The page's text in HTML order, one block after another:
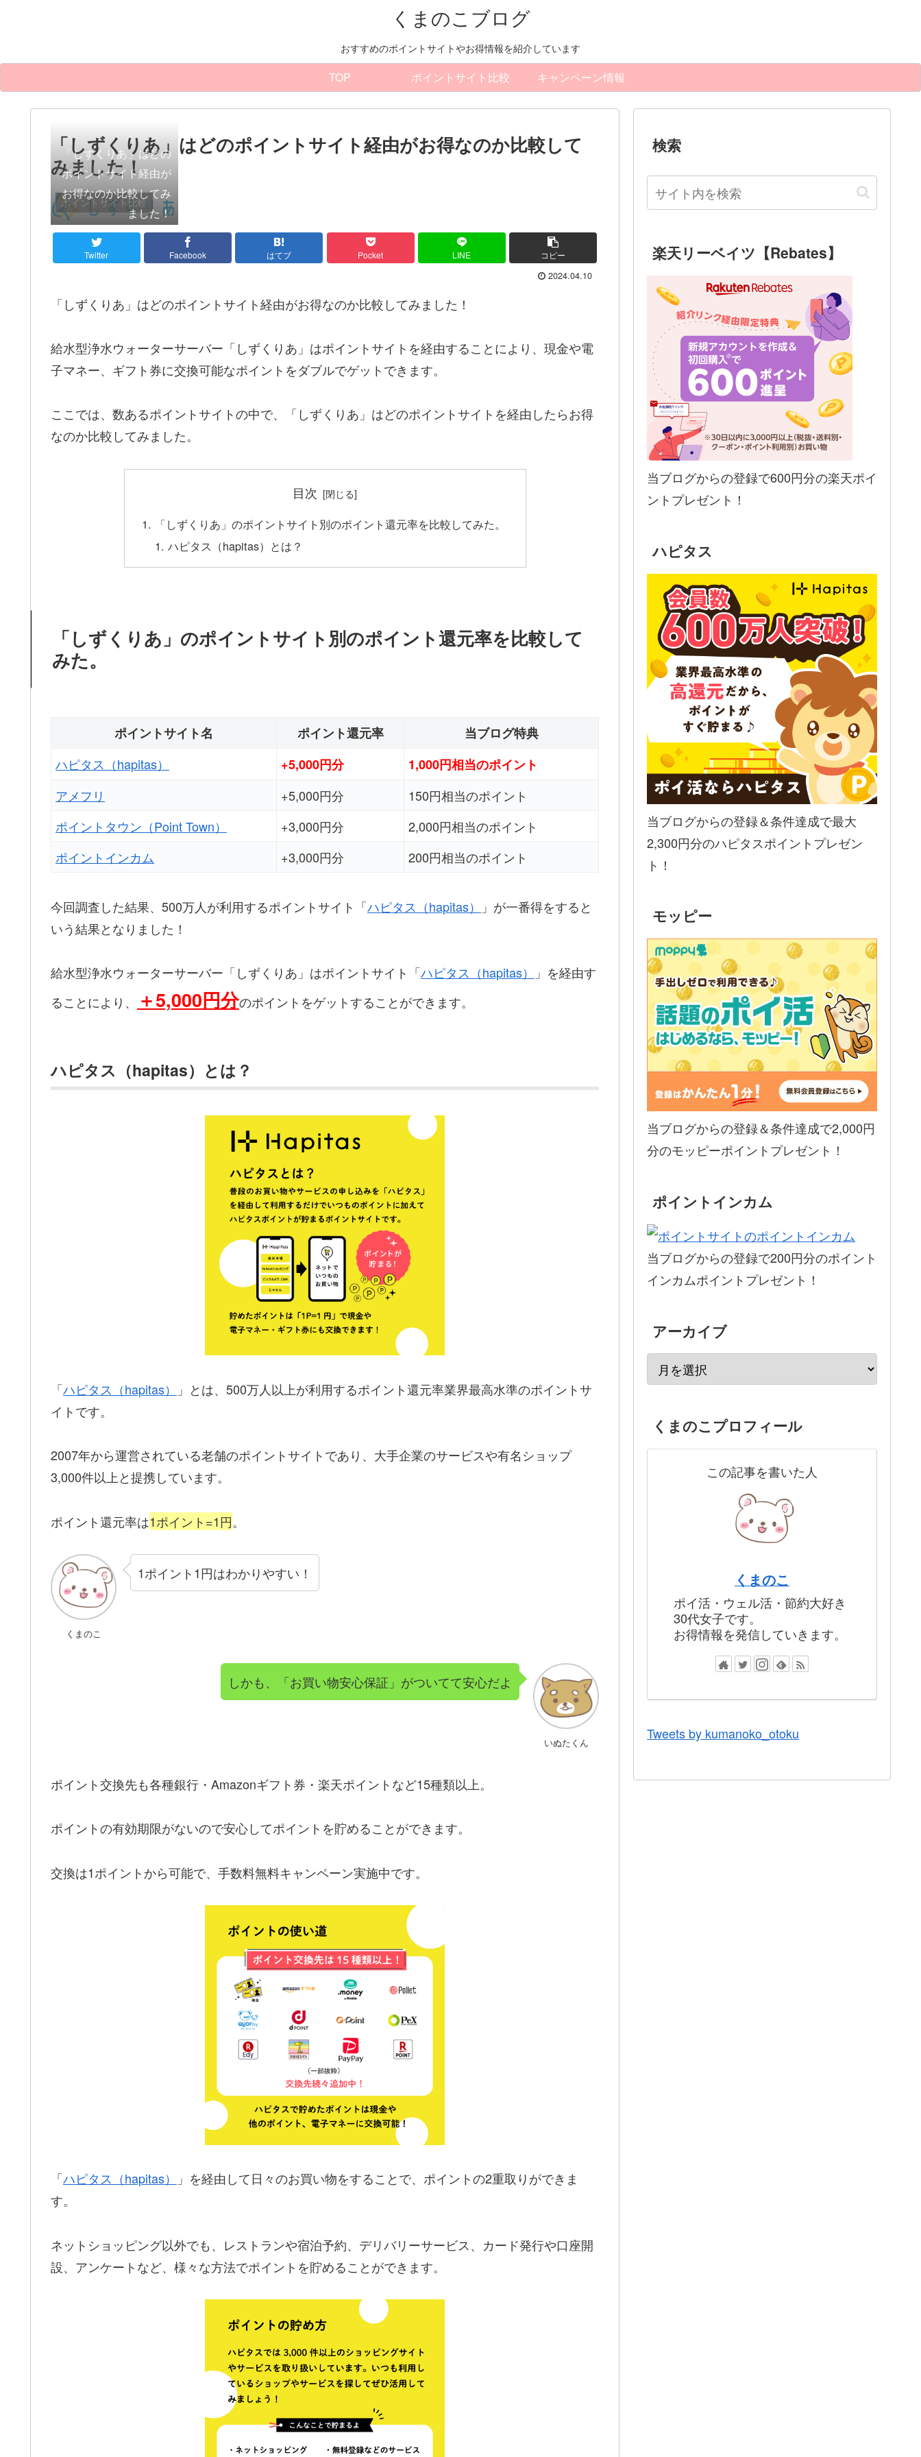
くまのこブログ
おすすめのポイントサイトやお得情報を紹介しています
TOP ポイントサイト比較 キャンペーン情報
「しずくりあ」はどのポイントサイト経由がお得なのか比較して
みました！
ポイントサイト比較
「しずくりあ」はどの
ポイントサイト経由が
お得なのか比較してみ
ました！
Twitter Facebook はてブ Pocket LINE コピー
2024.04.10
「しずくりあ」はどのポイントサイト経由がお得なのか比較してみました！
給水型浄水ウォーターサーバー「しずくりあ」はポイントサイトを経由することにより、現金や電
子マネー、ギフト券に交換可能なポイントをダブルでゲットできます。
ここでは、数あるポイントサイトの中で、「しずくりあ」はどのポイントサイトを経由したらお得
なのか比較してみました。
目次
「しずくりあ」のポイントサイト別のポイント還元率を比較してみた。
ハピタス（hapitas）とは？
「しずくりあ」のポイントサイト別のポイント還元率を比較して
みた。
ポイントサイト名 ポイント還元率
当ブログ特典
ハピタス（hapitas）
+5,000円分
1,000円相当のポイント
アメフリ
+5,000円分
150円相当のポイント
ポイントタウン（Point Town）
+3,000円分
2,000円相当のポイント
ポイントインカム
+3,000円分 200円相当のポイント
今回調査した結果、500万人が利用するポイントサイト「ハピタス（hapitas）
」が一番得をすると
いう結果となりました！
給水型浄水ウォーターサーバー「しずくりあ」はポイントサイト「ハピタス（hapitas）
」を経由す
ることにより、
＋5,000円分のポイントをゲットすることができます。
ハピタス（hapitas）とは？
「ハピタス（hapitas）
」とは、500万人以上が利用するポイント還元率業界最高水準のポイントサ
イトです。
2007年から運営されている老舗のポイントサイトであり、大手企業のサービスや有名ショップ
3,000件以上と提携しています。
ポイント還元率は1ポイント=1円。
くまのこ
1ポイント1円はわかりやすい！
いぬたくん
しかも、「お買い物安心保証」がついてて安心だよ
ポイント交換先も各種銀行・Amazonギフト券・楽天ポイントなど15種類以上。
ポイントの有効期限がないので安心してポイントを貯めることができます。
交換は1ポイントから可能で、手数料無料キャンペーン実施中です。
「ハピタス（hapitas）
」を経由して日々のお買い物をすることで、ポイントの2重取りができま
す。
ネットショッピング以外でも、レストランや宿泊予約、デリバリーサービス、カード発行や口座開
設、アンケートなど、様々な方法でポイントを貯めることができます。
検索
楽天リーベイツ【Rebates】
当ブログからの登録で600円分の楽天ポイ
ントプレゼント！
ハピタス
当ブログからの登録＆条件達成で最大
2,300円分のハピタスポイントプレゼン
ト！
モッピー
当ブログからの登録＆条件達成で2,000円
分のモッピーポイントプレゼント！
ポイントインカム
当ブログからの登録で200円分のポイント
インカムポイントプレゼント！
アーカイブ
くまのこプロフィール
この記事を書いた人
くまのこ
ポイ活・ウェル活・節約大好き
30代女子です。
お得情報を発信していきます。
Tweets by kumanoko_otoku